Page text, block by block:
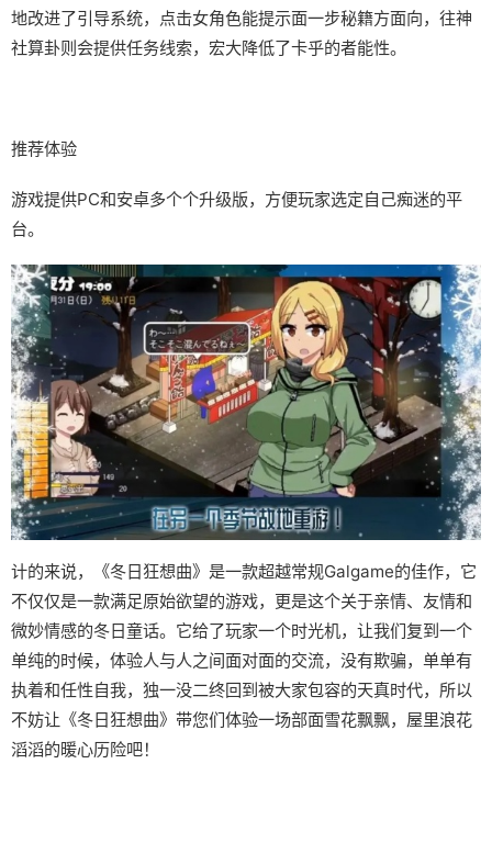
地改进了引导系统，点击女角色能提示面一步秘籍方面向，往神
社算卦则会提供任务线索，宏大降低了卡乎的者能性。
推荐体验
游戏提供PC和安卓多个个升级版，方便玩家选定自己痴迷的平
台。
计的来说，《冬日狂想曲》是一款​​超越常规Galgame的佳作​​，它
不仅仅是一款满足原始欲望的游戏，更是这个关于亲情、友情和
微妙情感的冬日童话。它给了玩家一个时光机，让我们复到一个
单纯的时候，体验人与人之间面对面的交流，没有欺骗，单单有
执着和任性自我，独一没二终回到被大家包容的天真时代，所以
不妨让《冬日狂想曲》带您们体验一场​​部面雪花飘飘，屋里浪花
滔滔​​的暖心历险吧！